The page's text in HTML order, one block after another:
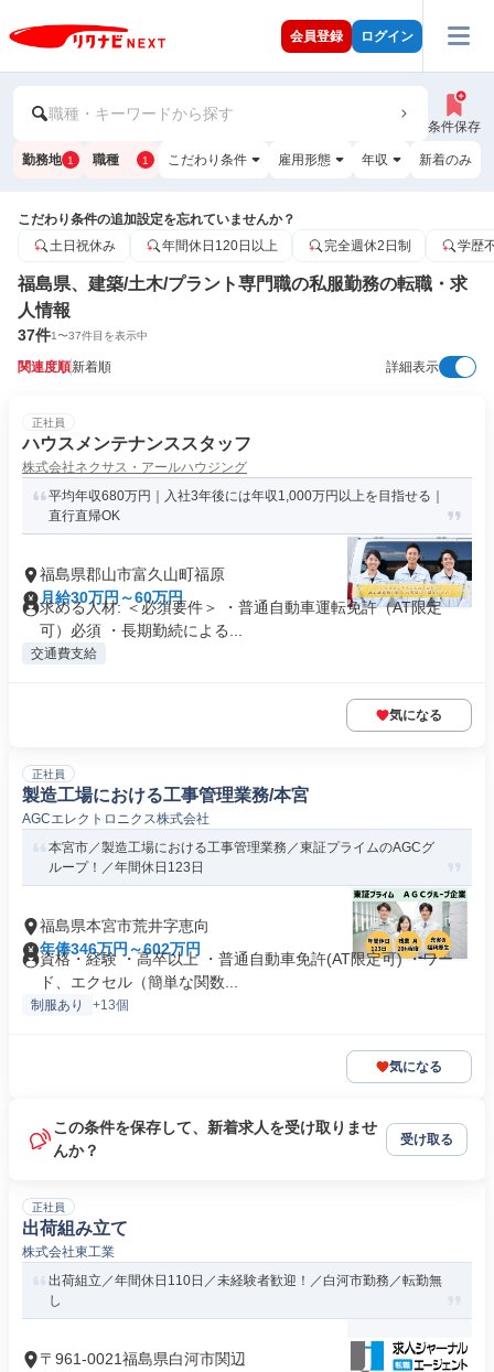
会員登録 ログイン
職種・キーワードから探す
条件保存
勤務地 1 職種 1 こだわり条件 雇用形態 年収 新着のみ
こだわり条件の追加設定を忘れていませんか？
土日祝休み
年間休日120日以上 完全週休2日制 学歴
福島県、建築/土木/プラント専門職の私服勤務の転職・求
人情報
37件1〜37件目を表示中
関連度順新着順 詳細表示
正社員
ハウスメンテナンススタッフ
株式会社ネクサス・アールハウジング
平均年収680万円｜入社3年後には年収1,000万円以上を目指せる｜
直行直帰OK
福島県郡山市富久山町福原
月給30万円～60万円
求める人材: ＜必須要件＞ ・普通自動車運転免許（AT限定
可）必須 ・長期勤続による...
交通費支給
気になる
正社員
製造工場における工事管理業務/本宮
AGCエレクトロニクス株式会社
本宮市／製造工場における工事管理業務／東証プライムのAGCグ
ループ！／年間休日123日
福島県本宮市荒井字恵向
年俸346万円～602万円
資格・経験 ・高卒以上 ・普通自動車免許(AT限定可) ・ワー
ド、エクセル（簡単な関数...
制服あり +13個
気になる
この条件を保存して、新着求人を受け取りませ
んか？
受け取る
正社員
出荷組み立て
株式会社東工業
出荷組立／年間休日110日／未経験者歓迎！／白河市勤務／転勤無
し
〒961-0021福島県白河市関辺